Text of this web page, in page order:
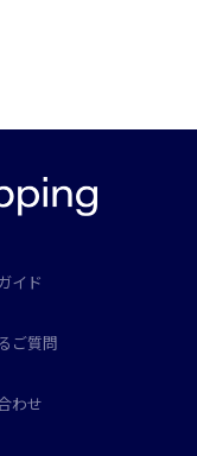
イド
ご質問
わせ